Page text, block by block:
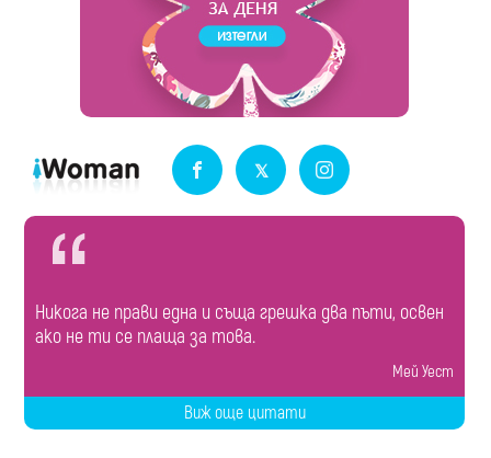
Никога не прави една и съща грешка два пъти, освен
ако не ти се плаща за това.
Мей Уест
Виж още цитати